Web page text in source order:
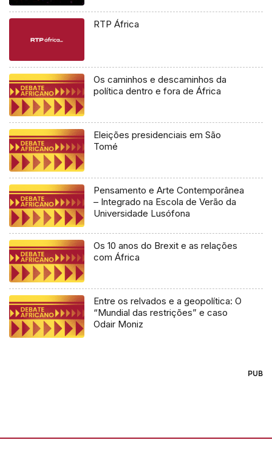
RTP África
Os caminhos e descaminhos da
política dentro e fora de África
Eleições presidenciais em São
Tomé
Pensamento e Arte Contemporânea
– Integrado na Escola de Verão da
Universidade Lusófona
Os 10 anos do Brexit e as relações
com África
Entre os relvados e a geopolítica: O
“Mundial das restrições” e caso
Odair Moniz
PUB